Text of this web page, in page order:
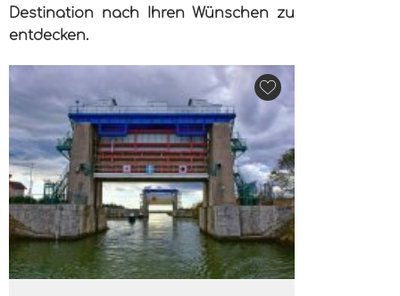
Destination nach Ihren Wünschen zu
entdecken.